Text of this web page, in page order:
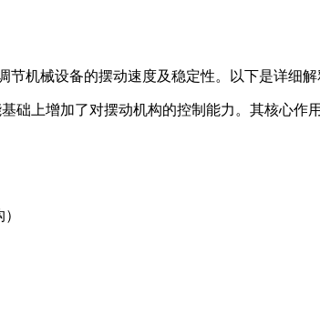
机械设备的摆动速度及稳定性。以下是详细解
础上增加了对摆动机构的控制能力。其核心